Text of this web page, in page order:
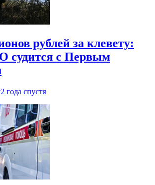
рублей за клевету:
судится с Первым
2 года спустя